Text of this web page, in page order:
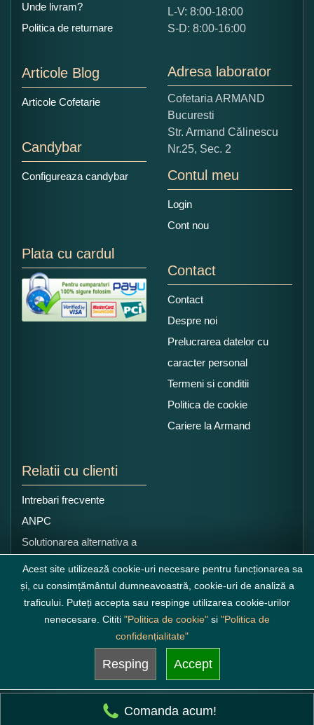
Unde livram?
Politica de returnare
Articole Blog
Articole Cofetarie
Candybar
Configureaza candybar
L-V: 8:00-18:00
S-D: 8:00-16:00
Adresa laborator
Cofetaria ARMAND
Bucuresti
Str. Armand Călinescu
Nr.25, Sec. 2
Contul meu
Login
Cont nou
Plata cu cardul
Contact
Contact
Despre noi
Prelucrarea datelor cu
caracter personal
Termeni si conditii
Politica de cookie
Cariere la Armand
Relatii cu clienti
Intrebari frecvente
ANPC
Solutionarea alternativa a
litigiilor
Acest site utilizează cookie-uri necesare pentru funcționarea sa
și, cu consimțământul dumneavoastră, cookie-uri de analiză a
traficului. Puteți accepta sau respinge utilizarea cookie-urilor
nenecesare. Cititi "Politica de cookie" si "Politica de
confidențialitate"
Resping Accept
Comanda acum!